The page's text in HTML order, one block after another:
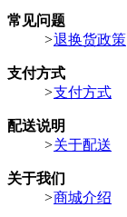
常见问题
>退换货政策
支付方式
>支付方式
配送说明
>关于配送
关于我们
>商城介绍